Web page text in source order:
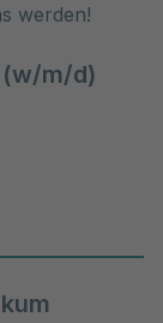
werden!
m/d)